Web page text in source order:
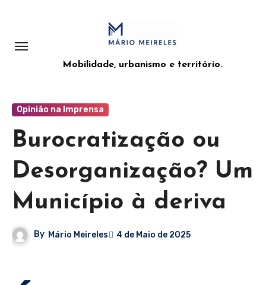
Mobilidade, urbanismo e território.
Opinião na Imprensa
Burocratização ou
Desorganização? Um
Município à deriva
By Mário Meireles 4 de Maio de 2025